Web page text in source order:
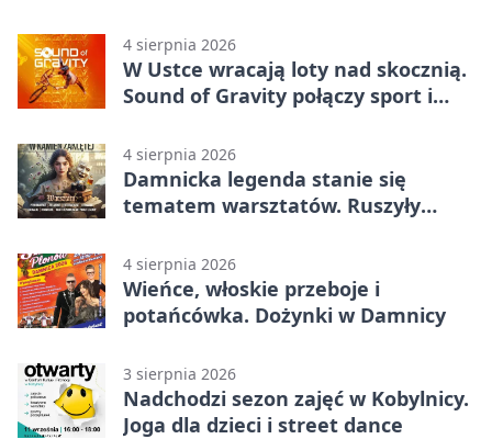
4 sierpnia 2026
W Ustce wracają loty nad skocznią.
Sound of Gravity połączy sport i
4 sierpnia 2026
Damnicka legenda stanie się
tematem warsztatów. Ruszyły
4 sierpnia 2026
Wieńce, włoskie przeboje i
potańcówka. Dożynki w Damnicy
3 sierpnia 2026
Nadchodzi sezon zajęć w Kobylnicy.
Joga dla dzieci i street dance